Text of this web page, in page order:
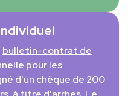
bulletin-contrat de
pour les
d'un chèque de 200